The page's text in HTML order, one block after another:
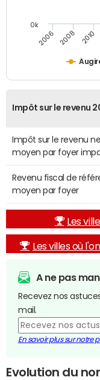
2006 2008 2010
0k
Impôt sur le revenu
Impôt sur le revenu
moyen par foyer
Revenu fiscal de
moyen par foyer
Les
Les villes où
A ne pas
Recevez nos
mail.
En savoir plus sur notre
Evolution du